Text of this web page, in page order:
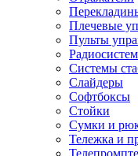
Плечевые
Пульты
Системы
Слайдеры
Софтбоксы
Стойки
Сумки и
Тележка и